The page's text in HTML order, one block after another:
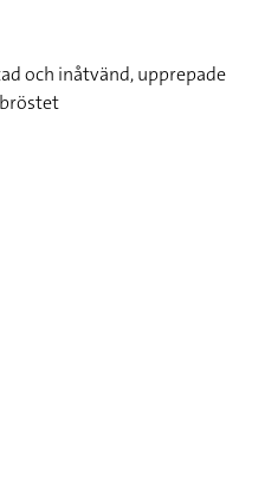
och inåtvänd, upprepade